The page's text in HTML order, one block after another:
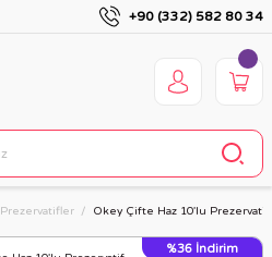
+90 (332) 582 80 34
Prezervatifler Okey Çifte Haz 10'lu Prezervatif
%36 İndirim